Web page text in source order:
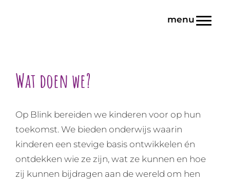
Wat doen we?
Op Blink bereiden we kinderen voor op hun
toekomst. We bieden onderwijs waarin
kinderen een stevige basis ontwikkelen én
ontdekken wie ze zijn, wat ze kunnen en hoe
zij kunnen bijdragen aan de wereld om hen